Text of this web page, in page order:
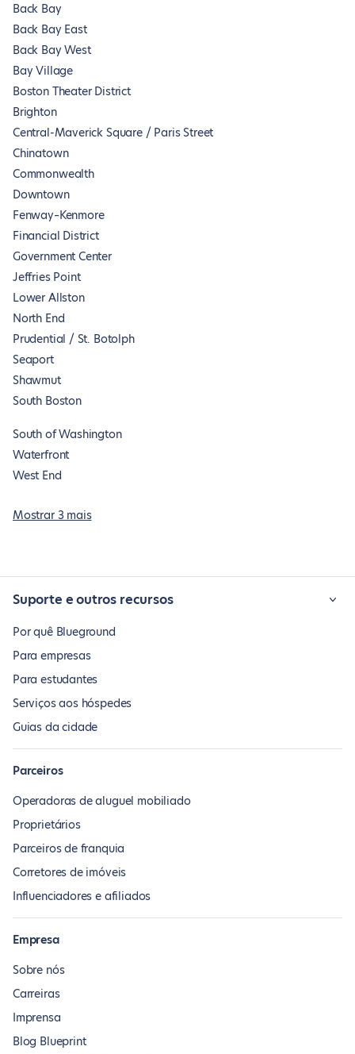
Back Bay
Back Bay East
Back Bay West
Bay Village
Boston Theater District
Brighton
Central-Maverick Square / Paris Street
Chinatown
Commonwealth
Downtown
Fenway–Kenmore
Financial District
Government Center
Jeffries Point
Lower Allston
North End
Prudential / St. Botolph
Seaport
Shawmut
South Boston
South of Washington
Waterfront
West End
Mostrar 3 mais
Suporte e outros recursos
Por quê Blueground
Para empresas
Para estudantes
Serviços aos hóspedes
Guias da cidade
Parceiros
Operadoras de aluguel mobiliado
Proprietários
Parceiros de franquia
Corretores de imóveis
Influenciadores e afiliados
Empresa
Sobre nós
Carreiras
Imprensa
Blog Blueprint